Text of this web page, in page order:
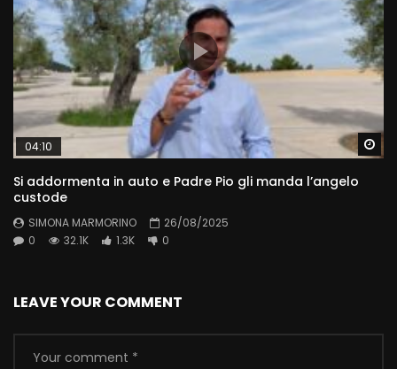
04:10
Si addormenta in auto e Padre Pio gli manda l’angelo
custode
SIMONA MARMORINO
26/08/2025
0
32.1K 1.3K 0
LEAVE YOUR COMMENT